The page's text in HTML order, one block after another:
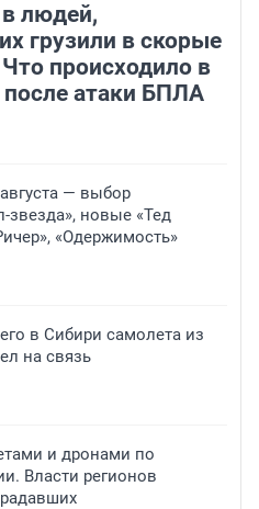
в людей,
грузили в скорые
происходило в
атаки БПЛА
— выбор
звезда», новые «Тед
«Одержимость»
в Сибири самолета из
на связь
и дронами по
Власти регионов